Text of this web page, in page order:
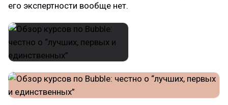
его экспертности вообще нет.